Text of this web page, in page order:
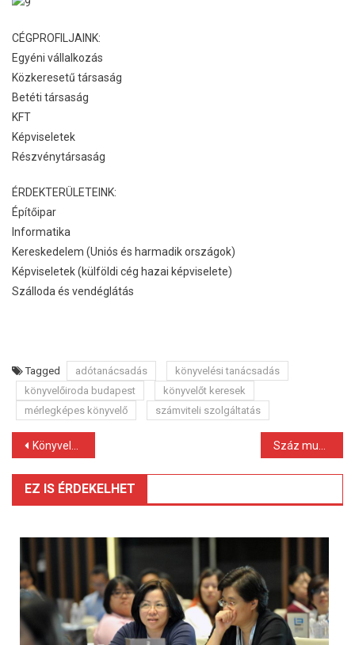
CÉGPROFILJAINK:
Egyéni vállalkozás
Közkeresetű társaság
Betéti társaság
KFT
Képviseletek
Részvénytársaság
ÉRDEKTERÜLETEINK:
Építőipar
Informatika
Kereskedelem (Uniós és harmadik országok)
Képviseletek (külföldi cég hazai képviselete)
Szálloda és vendéglátás
Tagged adótanácsadás
könyvelési tanácsadás
könyvelőiroda budapest
könyvelőt keresek
mérlegképes könyvelő
számviteli szolgáltatás
Bejegyzés
navigáció
Könyvelőirodát keres? Könyvelés Budapesten, olcsón, jó minőségben
EZ IS ÉRDEKELHET